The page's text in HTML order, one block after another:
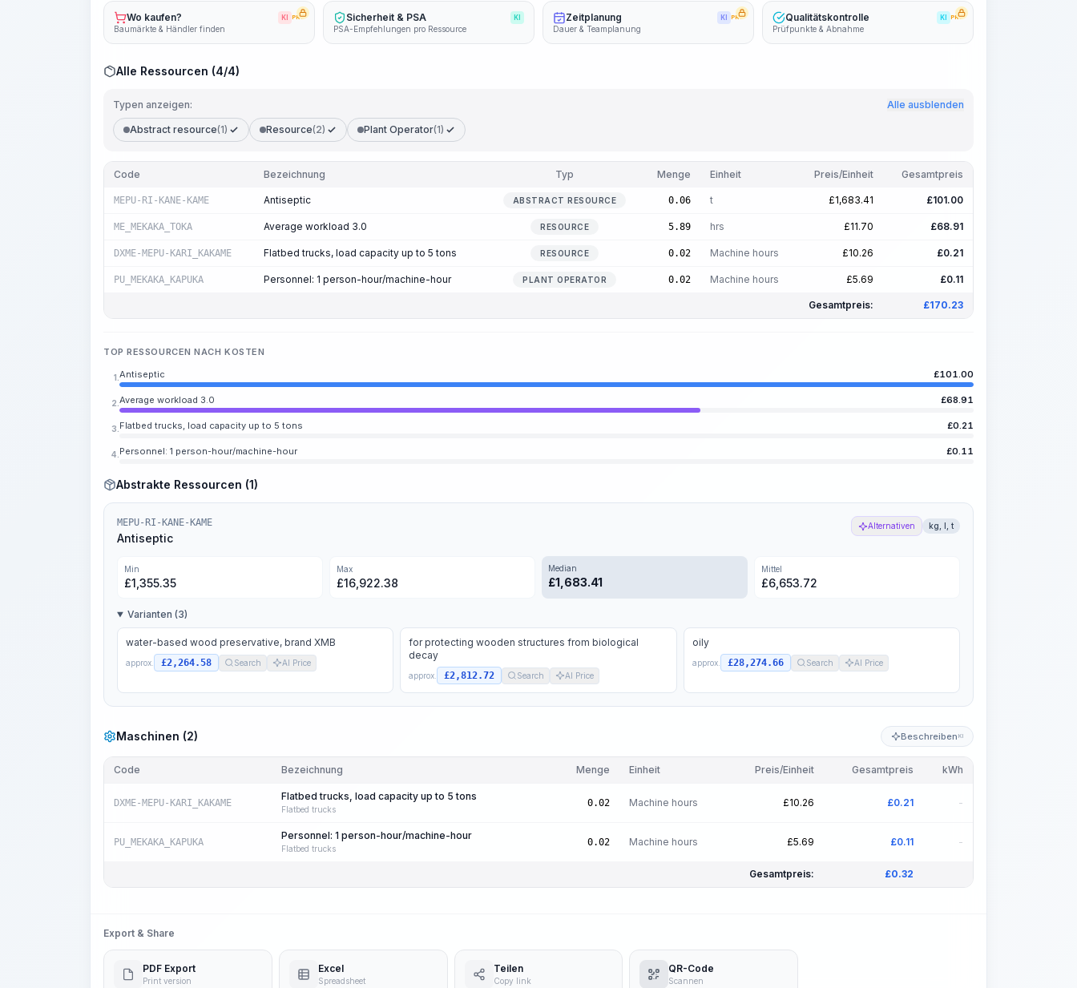
Wo kaufen? KI PRO
Baumärkte & Händler finden
Sicherheit & PSA KI
PSA-Empfehlungen pro Ressource
Zeitplanung KI PRO
Dauer & Teamplanung
Qualitätskontrolle KI PRO
Prüfpunkte & Abnahme
Alle Ressourcen (4/4)
Typen anzeigen: Alle ausblenden
Abstract resource(1) Resource(2) Plant Operator(1)
Code Bezeichnung Typ Menge Einheit Preis/Einheit Gesamtpreis
MEPU-RI-KANE-KAME Antiseptic ABSTRACT RESOURCE 0.06 t £1,683.41 £101.00
ME_MEKAKA_TOKA Average workload 3.0 RESOURCE 5.89 hrs £11.70 £68.91
DXME-MEPU-KARI_KAKAME Flatbed trucks, load capacity up to 5 tons RESOURCE 0.02 Machine hours £10.26 £0.21
PU_MEKAKA_KAPUKA Personnel: 1 person-hour/machine-hour PLANT OPERATOR 0.02 Machine hours £5.69 £0.11
Gesamtpreis: £170.23
TOP RESSOURCEN NACH KOSTEN
1. Antiseptic £101.00
2. Average workload 3.0 £68.91
3. Flatbed trucks, load capacity up to 5 tons £0.21
4. Personnel: 1 person-hour/machine-hour £0.11
Abstrakte Ressourcen (1)
MEPU-RI-KANE-KAME
Antiseptic
Alternativen kg, l, t
Min
£1,355.35
Max
£16,922.38
Median
£1,683.41
Mittel
£6,653.72
Varianten (3)
water-based wood preservative, brand XMB
approx. £2,264.58 Search AI Price
for protecting wooden structures from biological
decay
approx. £2,812.72 Search AI Price
oily
approx. £28,274.66 Search AI Price
Maschinen (2) Beschreiben KI
Code Bezeichnung Menge Einheit Preis/Einheit Gesamtpreis kWh
DXME-MEPU-KARI_KAKAME
Flatbed trucks, load capacity up to 5 tons
Flatbed trucks
0.02 Machine hours £10.26 £0.21 -
PU_MEKAKA_KAPUKA
Personnel: 1 person-hour/machine-hour
Flatbed trucks
0.02 Machine hours £5.69 £0.11 -
Gesamtpreis: £0.32
Export & Share
PDF Export
Print version
Excel
Spreadsheet
Teilen
Copy link
QR-Code
Scannen